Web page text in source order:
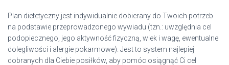
Plan dietetyczny jest indywidualnie dobierany do Twoich potrzeb
na podstawie przeprowadzonego wywiadu (tzn.: uwzględnia cel
podopiecznego, jego aktywność fizyczną, wiek i wagę, ewentualne
dolegliwości i alergie pokarmowe). Jest to system najlepiej
dobranych dla Ciebie posiłków, aby pomóc osiągnąć Ci cel